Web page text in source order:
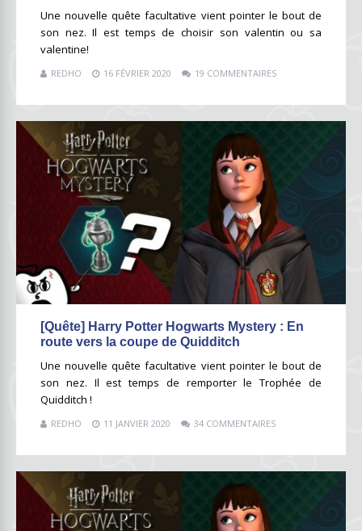
Une nouvelle quête facultative vient pointer le bout de
son nez. Il est temps de choisir son valentin ou sa
valentine!
REDHO 16 FÉVRIER 2020 19 COMMENTAIRES
[Quête] Harry Potter Hogwarts Mystery : En
route vers la coupe de Quidditch
Une nouvelle quête facultative vient pointer le bout de
son nez. Il est temps de remporter le Trophée de
Quidditch !
REDHO 11 JANVIER 2020 34 COMMENTAIRES